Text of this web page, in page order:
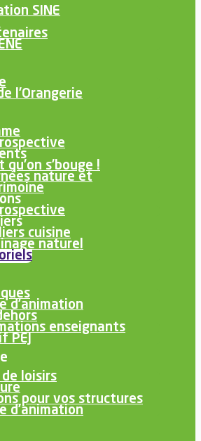
SINE
l’Orangerie
qu’on s’bouge !
nature et
cuisine
naturel
d’animation
enseignants
PEJ
loisirs
pour vos structures
d’animation